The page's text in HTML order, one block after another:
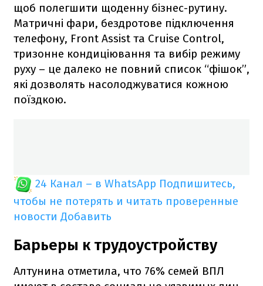
щоб полегшити щоденну бізнес-рутину.
Матричні фари, бездротове підключення
телефону, Front Assist та Cruise Control,
тризонне кондиціювання та вибір режиму
руху – це далеко не повний список “фішок”,
які дозволять насолоджуватися кожною
поїздкою.
24 Канал – в WhatsApp Подпишитесь,
чтобы не потерять и читать проверенные
новости Добавить
Барьеры к трудоустройству
Алтунина отметила, что 76% семей ВПЛ